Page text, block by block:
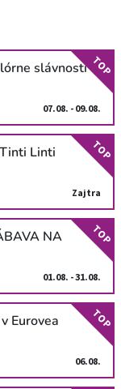
slávnosti
07.08. - 09.08.
TOP
Linti
Zajtra
TOP
NA
01.08. - 31.08.
TOP
Eurovea
06.08.
TOP